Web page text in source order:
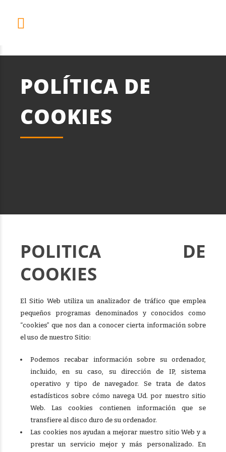
POLÍTICA DE
COOKIES
POLITICA DE
COOKIES
El Sitio Web utiliza un analizador de tráfico que emplea
pequeños programas denominados y conocidos como
“cookies” que nos dan a conocer cierta información sobre
el uso de nuestro Sitio:
Podemos recabar información sobre su ordenador,
incluido, en su caso, su dirección de IP, sistema
operativo y tipo de navegador. Se trata de datos
estadísticos sobre cómo navega Ud. por nuestro sitio
Web. Las cookies contienen información que se
transfiere al disco duro de su ordenador.
Las cookies nos ayudan a mejorar nuestro sitio Web y a
prestar un servicio mejor y más personalizado. En